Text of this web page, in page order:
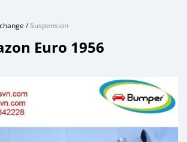
/Suspension
Euro 1956